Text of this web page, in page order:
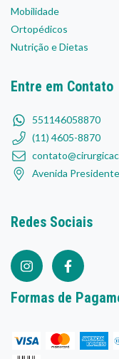
Mobilidade
Ortopédicos
Nutrição e Dietas
Entre em Contato
551146058870
(11) 4605-8870
Avenida
Redes Sociais